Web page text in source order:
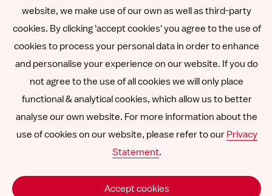
Polski
Other languages
InstagramYouTubeVimeo
SNCU ©2026
website, we make use of our own as well as third-party
cookies. By clicking 'accept cookies' you agree to the use of
cookies to process your personal data in order to enhance
and personalise your experience on our website. If you do
not agree to the use of all cookies we will only place
functional & analytical cookies, which allow us to better
analyse our own website. For more information about the
use of cookies on our website, please refer to our Privacy
Statement.
Accept cookies